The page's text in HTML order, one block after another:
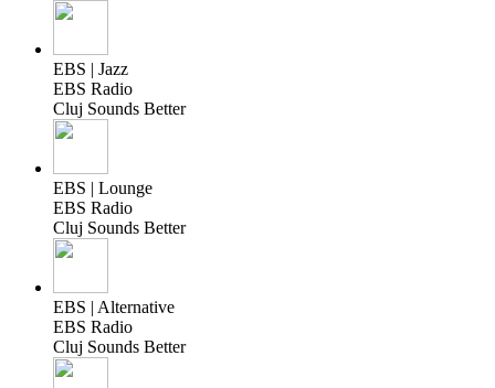
EBS | Jazz
EBS Radio
Cluj Sounds Better
EBS | Lounge
EBS Radio
Cluj Sounds Better
EBS | Alternative
EBS Radio
Cluj Sounds Better